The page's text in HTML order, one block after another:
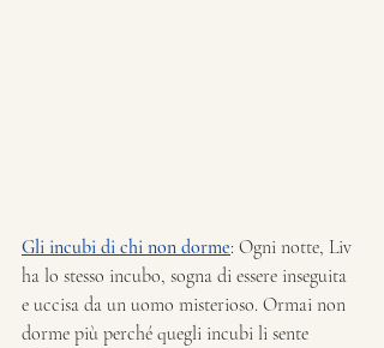
Gli incubi di chi non dorme: Ogni notte, Liv
ha lo stesso incubo, sogna di essere inseguita
e uccisa da un uomo misterioso. Ormai non
dorme più perché quegli incubi li sente